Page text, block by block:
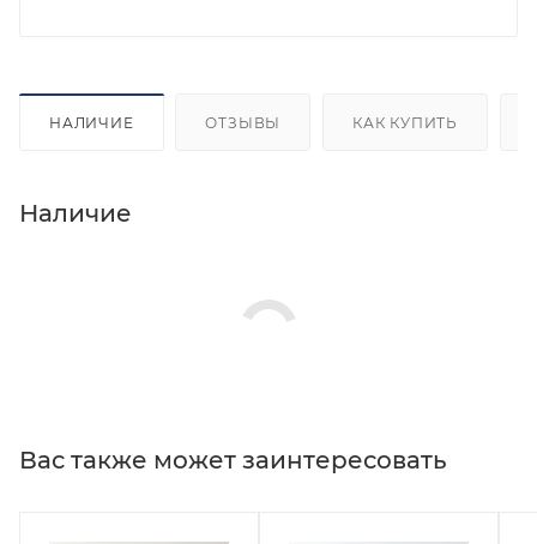
НАЛИЧИЕ ОТЗЫВЫ КАК КУПИТЬ
Наличие
Вас также может заинтересовать